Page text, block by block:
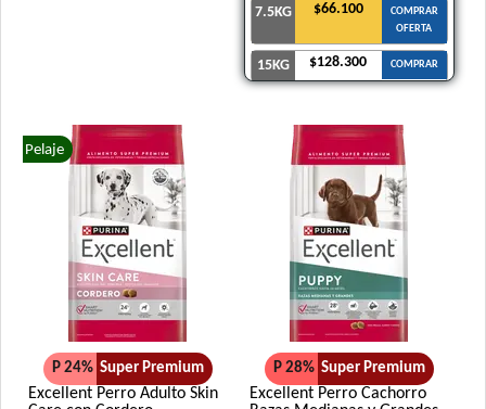
7.5KG $66.100
COMPRAR
OFERTA
15KG $128.300 COMPRAR
Pelaje
P 24% Super Premium
Excellent Perro Adulto Skin
P 28% Super Premium
Excellent Perro Cachorro